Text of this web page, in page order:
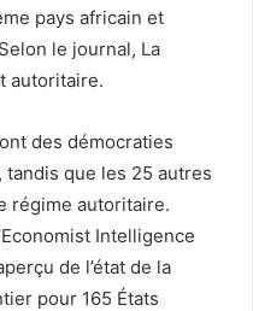
pays africain et
le journal, La
autoritaire.
des démocraties
que les 25 autres
régime autoritaire.
Intelligence
de l’état de la
pour 165 États